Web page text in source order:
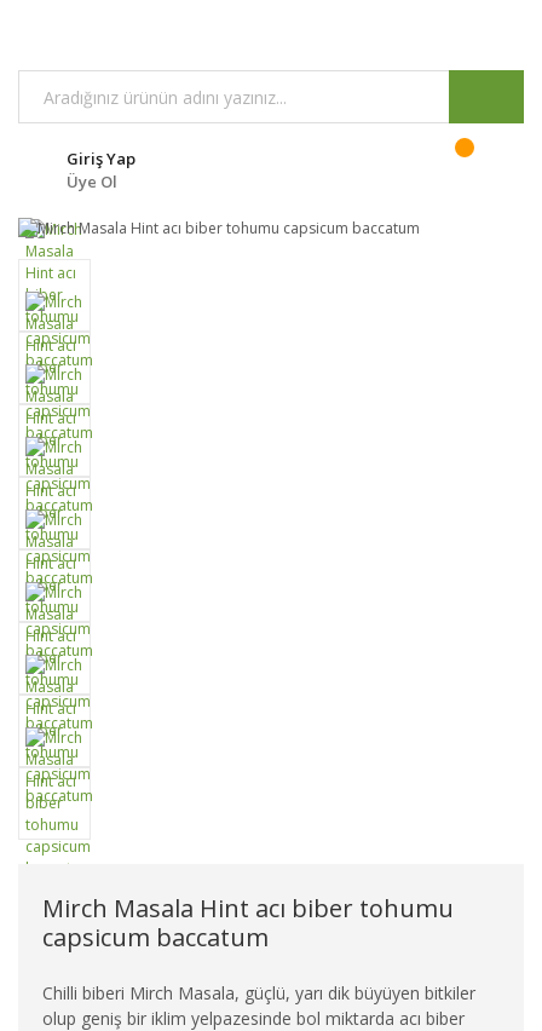
Giriş Yap
Üye Ol
Mirch Masala Hint acı biber tohumu
capsicum baccatum
Chilli biberi Mirch Masala, güçlü, yarı dik büyüyen bitkiler
olup geniş bir iklim yelpazesinde bol miktarda acı biber